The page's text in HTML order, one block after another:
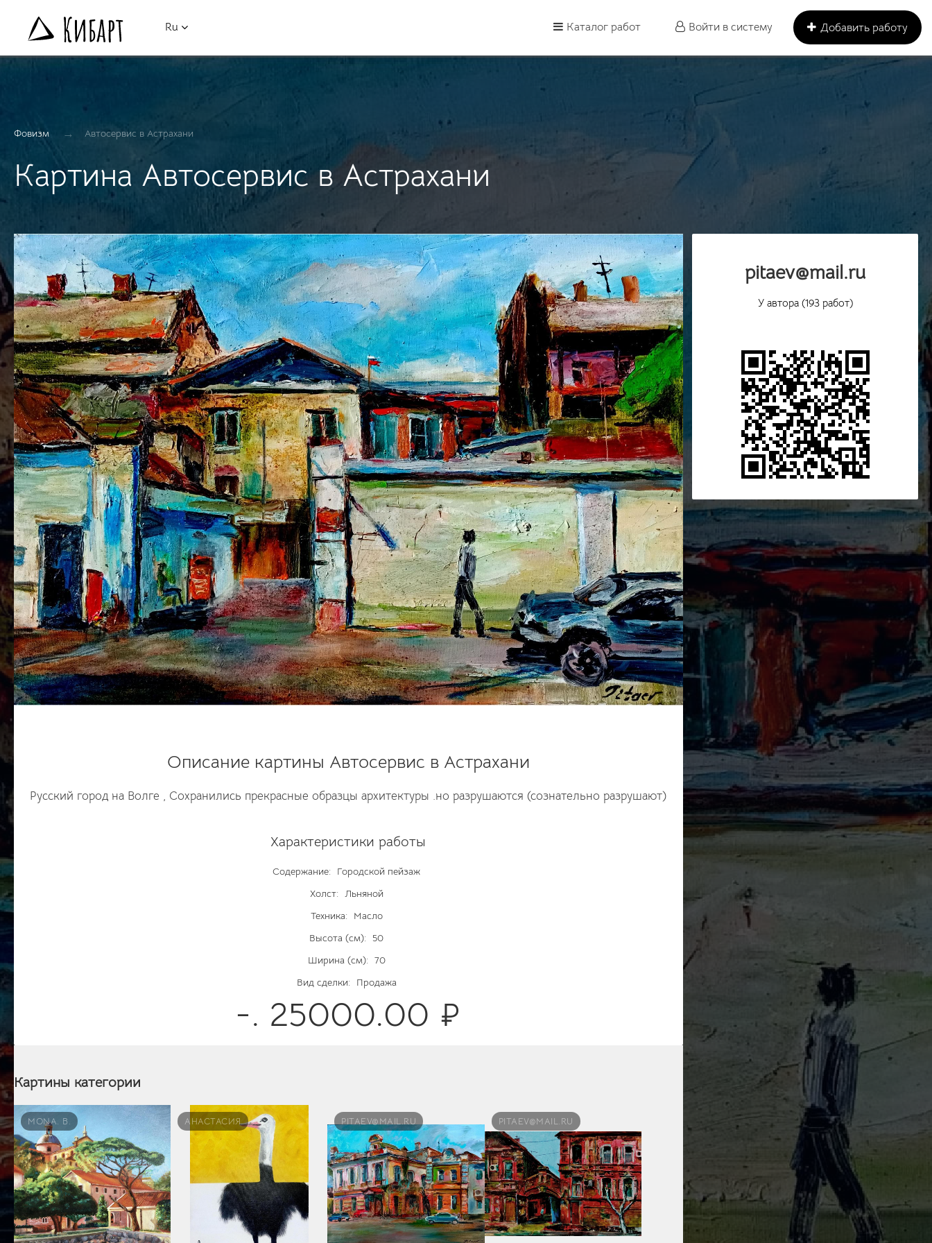
Ru Добавить работу
Каталог работ Войти в систему
Фовизм → Автосервис в Астрахани
Картина Автосервис в Астрахани
Описание картины Автосервис в Астрахани
Русский город на Волге , Сохранились прекрасные образцы архитектуры .но разрушаются (сознательно разрушают)
Характеристики работы
Содержание:
Городской пейзаж
Холст: Льняной
Техника:
Масло
Высота (см):
50
Ширина (см): 70
Вид сделки:
Продажа
-. 25000.00 ₽
pitaev@mail.ru
У автора (193 работ)
Картины категории
MONA. B. АНАСТАСИЯ PITAEV@MAIL.RU PITAEV@MAIL.RU